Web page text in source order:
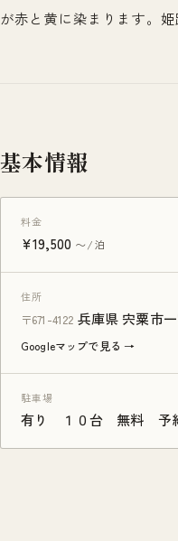
が赤と黄に染まります。
基本情報
料金
¥19,500 〜/泊
住所
〒671-4122 兵庫県 宍粟市
Googleマップで見る →
駐車場
有り １０台 無料 予